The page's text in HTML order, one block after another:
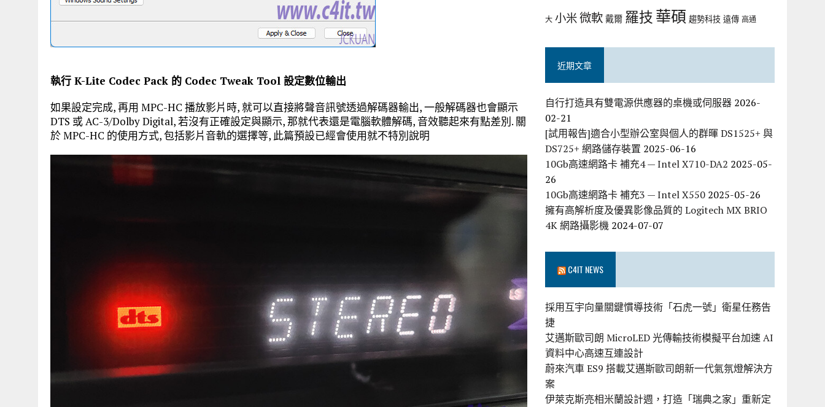
執行 K-Lite Codec Pack 的 Codec Tweak Tool 設定數位輸出
如果設定完成, 再用 MPC-HC 播放影片時, 就可以直接將聲音訊號透過解碼器輸出, 一般解碼器也會顯示
DTS 或 AC-3/Dolby Digital, 若沒有正確設定與顯示, 那就代表還是電腦軟體解碼, 音效聽起來有點差別. 關
於 MPC-HC 的使用方式, 包括影片音軌的選擇等, 此篇預設已經會使用就不特別說明
大 小米微軟 戴爾 羅技華碩 趨勢科技 遠傳 高通
近期文章
自行打造具有雙電源供應器的桌機或伺服器 2026-
02-21
[試用報告]適合小型辦公室與個人的群暉 DS1525+ 與
DS725+ 網路儲存裝置 2025-06-16
10Gb高速網路卡 補充4 — Intel X710-DA2 2025-05-
26
10Gb高速網路卡 補充3 — Intel X550 2025-05-26
擁有高解析度及優異影像品質的 Logitech MX BRIO
4K 網路攝影機 2024-07-07
C4IT NEWS
採用互宇向量關鍵慣導技術「石虎一號」衛星任務告
捷
艾邁斯歐司朗 MicroLED 光傳輸技術模擬平台加速 AI
資料中心高速互連設計
蔚來汽車 ES9 搭載艾邁斯歐司朗新一代氣氛燈解決方
案
伊萊克斯亮相米蘭設計週，打造「瑞典之家」重新定